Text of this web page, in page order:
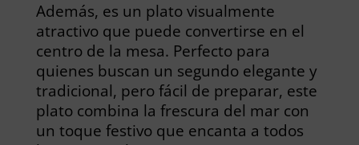
Además, es un plato visualmente
atractivo que puede convertirse en el
centro de la mesa. Perfecto para
quienes buscan un segundo elegante y
tradicional, pero fácil de preparar, este
plato combina la frescura del mar con
un toque festivo que encanta a todos